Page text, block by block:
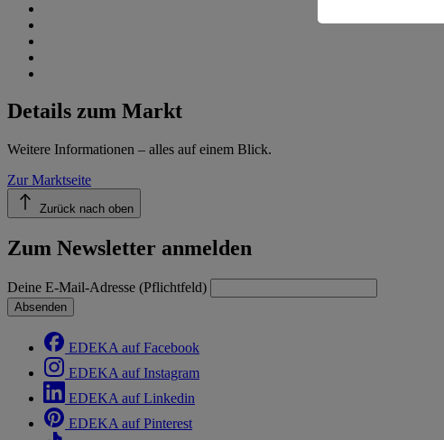
Details zum Markt
Weitere Informationen – alles auf einem Blick.
Zur Marktseite
Zurück nach oben
Zum Newsletter anmelden
Deine E-Mail-Adresse (Pflichtfeld)
Absenden
EDEKA auf Facebook
EDEKA auf Instagram
EDEKA auf Linkedin
EDEKA auf Pinterest